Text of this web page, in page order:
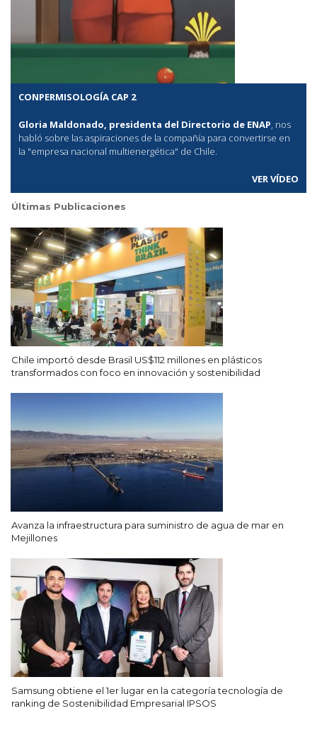
CONPERMISOLOGÍA CAP 2
Gloria Maldonado, presidenta del Directorio de ENAP , nos
habló sobre las aspiraciones de la compañía para convertirse en
la "empresa nacional multienergética" de Chile.
VER VÍDEO
Últimas Publicaciones
Chile importó desde Brasil US$112 millones en plásticos
transformados con foco en innovación y sostenibilidad
Avanza la infraestructura para suministro de agua de mar en
Mejillones
Samsung obtiene el 1er lugar en la categoría tecnología de
ranking de Sostenibilidad Empresarial IPSOS